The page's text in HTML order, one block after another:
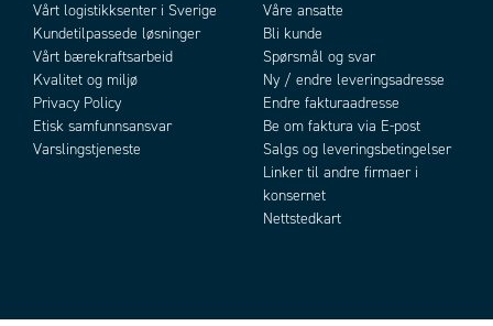
Vårt logistikksenter i Sverige
Kundetilpassede løsninger
Vårt bærekraftsarbeid
Kvalitet og miljø
Privacy Policy
Etisk samfunnsansvar
Varslingstjeneste
Våre ansatte
Bli kunde
Spørsmål og svar
Ny / endre leveringsadresse
Endre fakturaadresse
Be om faktura via E-post
Salgs og leveringsbetingelser
Linker til andre firmaer i
konsernet
Nettstedkart